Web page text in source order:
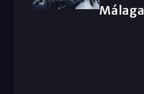
Málaga